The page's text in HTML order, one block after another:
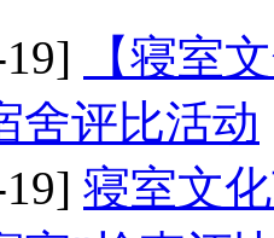
【寝室
舍评比活动
寝室文